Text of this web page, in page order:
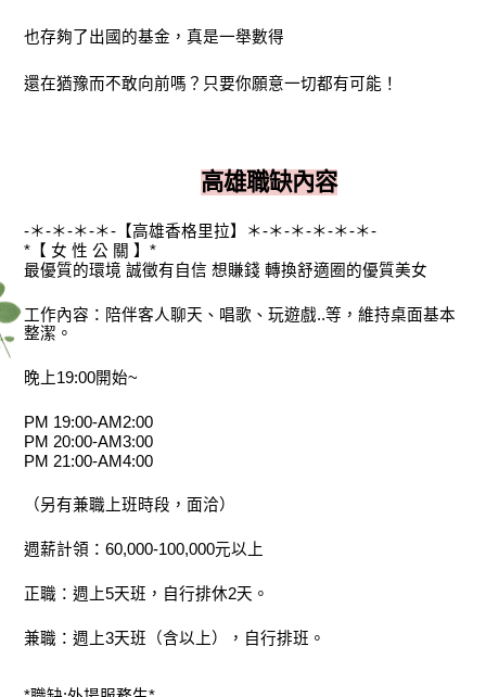
也存夠了出國的基金，真是一舉數得
還在猶豫而不敢向前嗎？只要你願意一切都有可能！
高雄職缺內容
-＊-＊-＊-＊-【高雄香格里拉】＊-＊-＊-＊-＊-＊-
*【 女 性 公 關 】*
最優質的環境 誠徵有自信 想賺錢 轉換舒適圈的優質美女
工作內容：陪伴客人聊天、唱歌、玩遊戲..等，維持桌面基本
整潔。
晚上19:00開始~
PM 19:00-AM2:00
PM 20:00-AM3:00
PM 21:00-AM4:00
（另有兼職上班時段，面洽）
週薪計領：60,000-100,000元以上
正職：週上5天班，自行排休2天。
兼職：週上3天班（含以上），自行排班。